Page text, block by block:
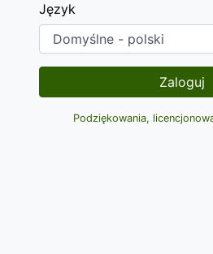
Język
Zaloguj
Podziękowania,